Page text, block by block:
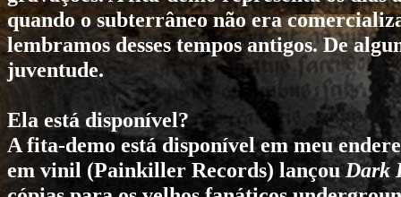
quando o subterrâneo não era
lembramos desses tempos antigos. De
juventude.
Ela está disponível?
A fita-demo está disponível em meu
em vinil (Painkiller Records) lançouDark